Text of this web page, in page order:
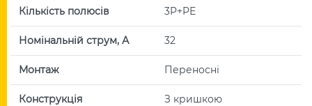
Кількість полюсів 3P+PE
Номінальній струм, А 32
Монтаж Переносні
Конструкція З кришкою